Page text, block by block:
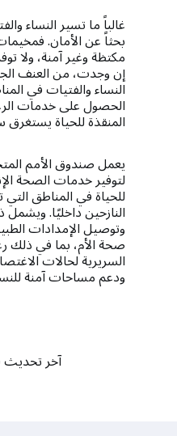
غالباً ما تسير النساء
بحثاً عن الأمان.
مكتظة وغير آمنة، ولا
إن وجدت، من العنف
النساء والفتيات في
الحصول على خدمات
المنقذة للحياة
يعمل صندوق الأمم
لتوفير خدمات الصحة
للحياة في المناطق
النازحين داخليًا.
وتوصيل الإمدادات
صحة الأم، بما في ذلك
السريرية لحالات
ودعم مساحات آمنة
آخر تحديث في 15 نيسان/